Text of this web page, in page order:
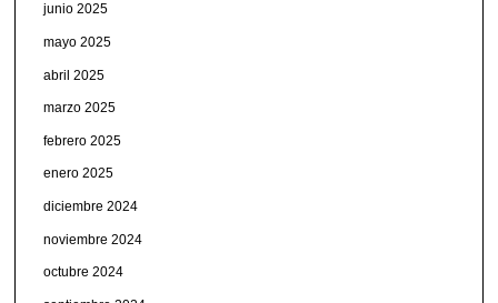
junio 2025
mayo 2025
abril 2025
marzo 2025
febrero 2025
enero 2025
diciembre 2024
noviembre 2024
octubre 2024